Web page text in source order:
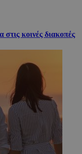
κοινές διακοπές